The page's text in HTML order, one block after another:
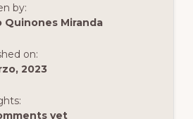
UBICACIÓN,
CONSEJOS
by:
Quinones Miranda
on:
2023
yet